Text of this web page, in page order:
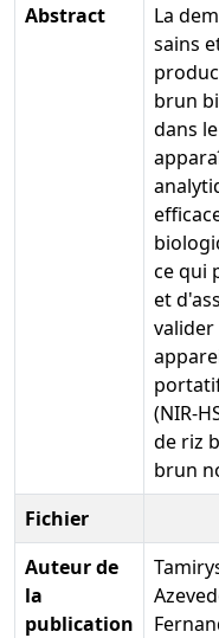
Abstract
La
sains
brun
dans
ce qui
et
(NIR-
de riz
brun
Fichier
Auteur de
la
publication